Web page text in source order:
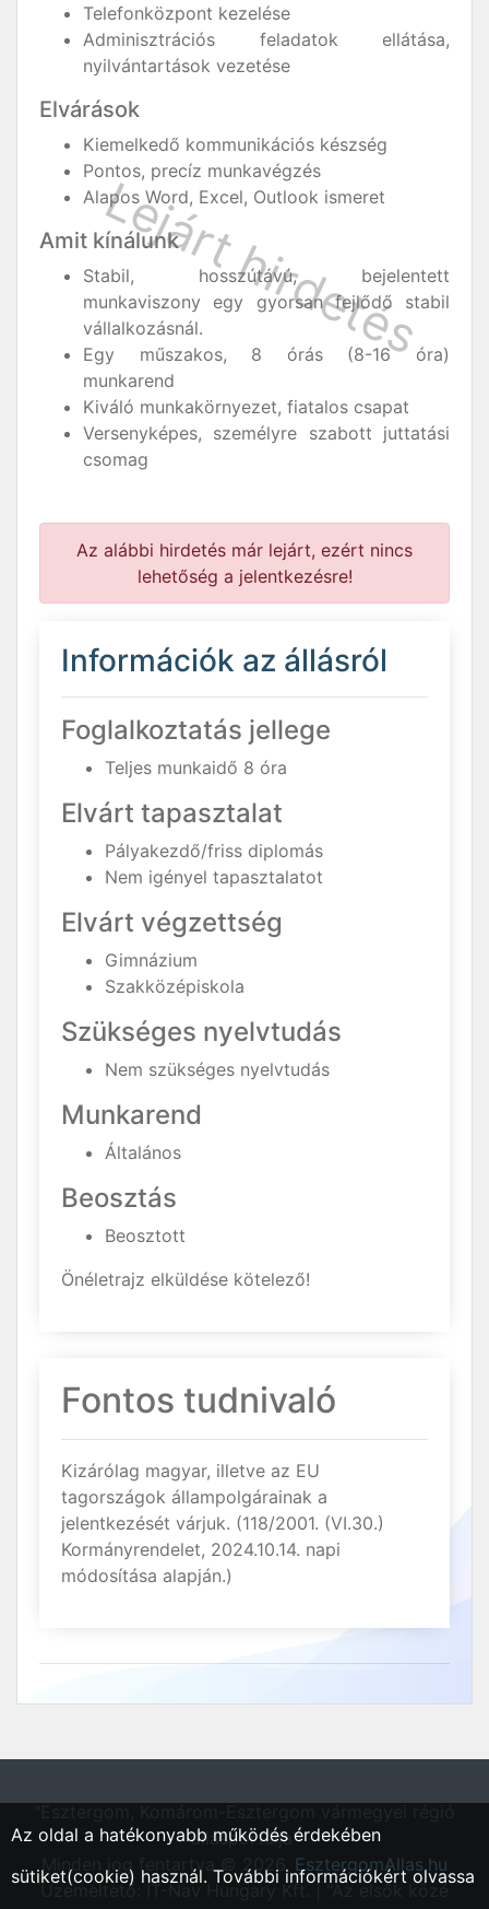
Telefonközpont kezelése
Adminisztrációs feladatok ellátása,
nyilvántartások vezetése
Elvárások
Kiemelkedő kommunikációs készség
Pontos, precíz munkavégzés
Alapos Word, Excel, Outlook ismeret
Amit kínálunk
Stabil, hosszútávú, bejelentett
munkaviszony egy gyorsan fejlődő stabil
vállalkozásnál.
Egy műszakos, 8 órás (8-16 óra)
munkarend
Kiváló munkakörnyezet, fiatalos csapat
Versenyképes, személyre szabott juttatási
csomag
Az alábbi hirdetés már lejárt, ezért nincs
lehetőség a jelentkezésre!
Információk az állásról
Foglalkoztatás jellege
Teljes munkaidő 8 óra
Elvárt tapasztalat
Pályakezdő/friss diplomás
Nem igényel tapasztalatot
Elvárt végzettség
Gimnázium
Szakközépiskola
Szükséges nyelvtudás
Nem szükséges nyelvtudás
Munkarend
Általános
Beosztás
Beosztott
Önéletrajz elküldése kötelező!
Fontos tudnivaló
Kizárólag magyar, illetve az EU
tagországok állampolgárainak a
jelentkezését várjuk. (118/2001. (VI.30.)
Kormányrendelet, 2024.10.14. napi
módosítása alapján.)
állásportálja"
Minden jog fentartva © 2026. EsztergomAllas.hu
Üzemeltető: IT-Nav Hungary Kft. | "Az elsők közé
Az oldal a hatékonyabb működés érdekében
sütiket(cookie) használ. További információkért olvassa